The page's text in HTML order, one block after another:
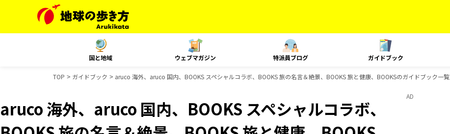
国と地域 ウェブマガジン 特派員ブログ ガイドブック
TOP ガイドブック aruco 海外、aruco 国内、BOOKS スペシャルコラボ、BOOKS 旅の名言＆絶景、BOOKS 旅と健康、BOOKSのガイドブック一覧
aruco 海外、aruco 国内、BOOKS スペシャルコラボ、
AD